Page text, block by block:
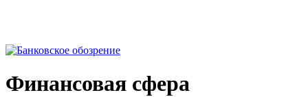
Финансовая сфера